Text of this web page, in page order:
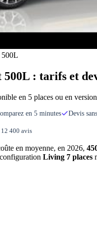
500L
: tarifs et
en 5 places ou en version
en 5 minutes Devis
12 400 avis
en moyenne, en 2026,
Living 7 places